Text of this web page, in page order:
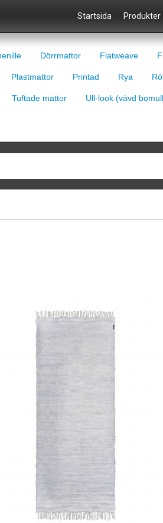
Startsida Produkter
Dörrmattor Flatweave
Plastmattor Printad Rya
Tuftade mattor Ull-look (vävd